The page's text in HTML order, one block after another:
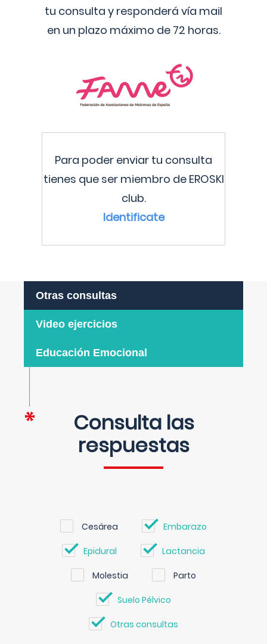
tu consulta y responderá vía mail
en un plazo máximo de 72 horas.
Para poder enviar tu consulta
tienes que ser miembro de EROSKI
club.
Identificate
Otras consultas
Video ejercicios
Educación Emocional
Consulta las
respuestas
Cesárea Embarazo
Epidural Lactancia
Molestia Parto
Suelo Pélvico
Otras consultas